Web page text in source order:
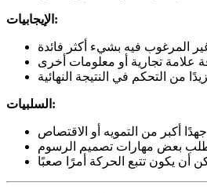
الإيجابيات:
السلبيات: